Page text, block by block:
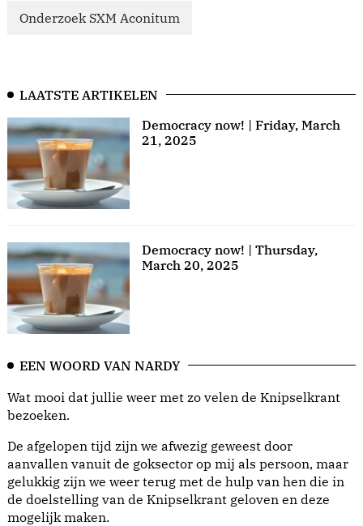
Onderzoek SXM Aconitum
LAATSTE ARTIKELEN
Democracy now! | Friday, March
21, 2025
Democracy now! | Thursday,
March 20, 2025
EEN WOORD VAN NARDY
Wat mooi dat jullie weer met zo velen de Knipselkrant
bezoeken.
De afgelopen tijd zijn we afwezig geweest door
aanvallen vanuit de goksector op mij als persoon, maar
gelukkig zijn we weer terug met de hulp van hen die in
de doelstelling van de Knipselkrant geloven en deze
mogelijk maken.